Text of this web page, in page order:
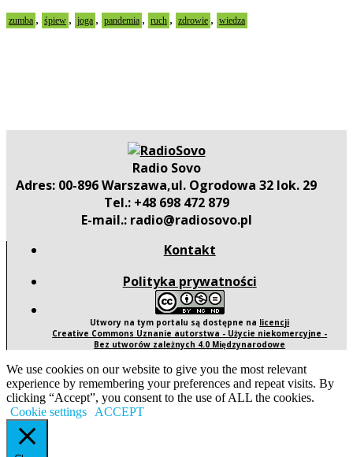
zumba , śpiew , joga , pandemia , ruch , zdrowie , wiedza
Radio Sovo
Adres: 00-896 Warszawa,ul. Ogrodowa 32 lok. 29
Tel.: +48 698 472 879
E-mail.: radio@radiosovo.pl
Kontakt
Polityka prywatności
Utwory na tym portalu są dostępne na licencji
Creative Commons Uznanie autorstwa - Użycie niekomercyjne -
Bez utworów zależnych 4.0 Międzynarodowe
We use cookies on our website to give you the most relevant
experience by remembering your preferences and repeat visits. By
clicking “Accept”, you consent to the use of ALL the cookies.
Cookie settings
ACCEPT